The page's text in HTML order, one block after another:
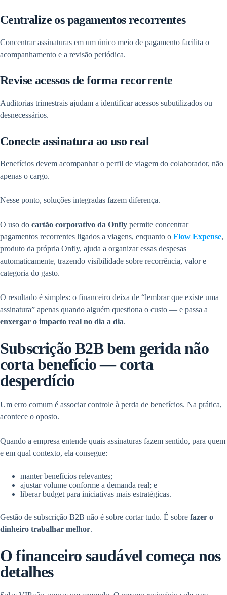
Centralize os pagamentos recorrentes
Concentrar assinaturas em um único meio de pagamento facilita o
acompanhamento e a revisão periódica.
Revise acessos de forma recorrente
Auditorias trimestrais ajudam a identificar acessos subutilizados ou
desnecessários.
Conecte assinatura ao uso real
Benefícios devem acompanhar o perfil de viagem do colaborador, não
apenas o cargo.
Nesse ponto, soluções integradas fazem diferença.
O uso do cartão corporativo da Onfly permite concentrar
pagamentos recorrentes ligados a viagens, enquanto o Flow Expense,
produto da própria Onfly, ajuda a organizar essas despesas
automaticamente, trazendo visibilidade sobre recorrência, valor e
categoria do gasto.
O resultado é simples: o financeiro deixa de “lembrar que existe uma
assinatura” apenas quando alguém questiona o custo — e passa a
enxergar o impacto real no dia a dia.
Subscrição B2B bem gerida não
corta benefício — corta
desperdício
Um erro comum é associar controle à perda de benefícios. Na prática,
acontece o oposto.
Quando a empresa entende quais assinaturas fazem sentido, para quem
e em qual contexto, ela consegue:
manter benefícios relevantes;
ajustar volume conforme a demanda real; e
liberar budget para iniciativas mais estratégicas.
Gestão de subscrição B2B não é sobre cortar tudo. É sobre fazer o
dinheiro trabalhar melhor.
O financeiro saudável começa nos
detalhes